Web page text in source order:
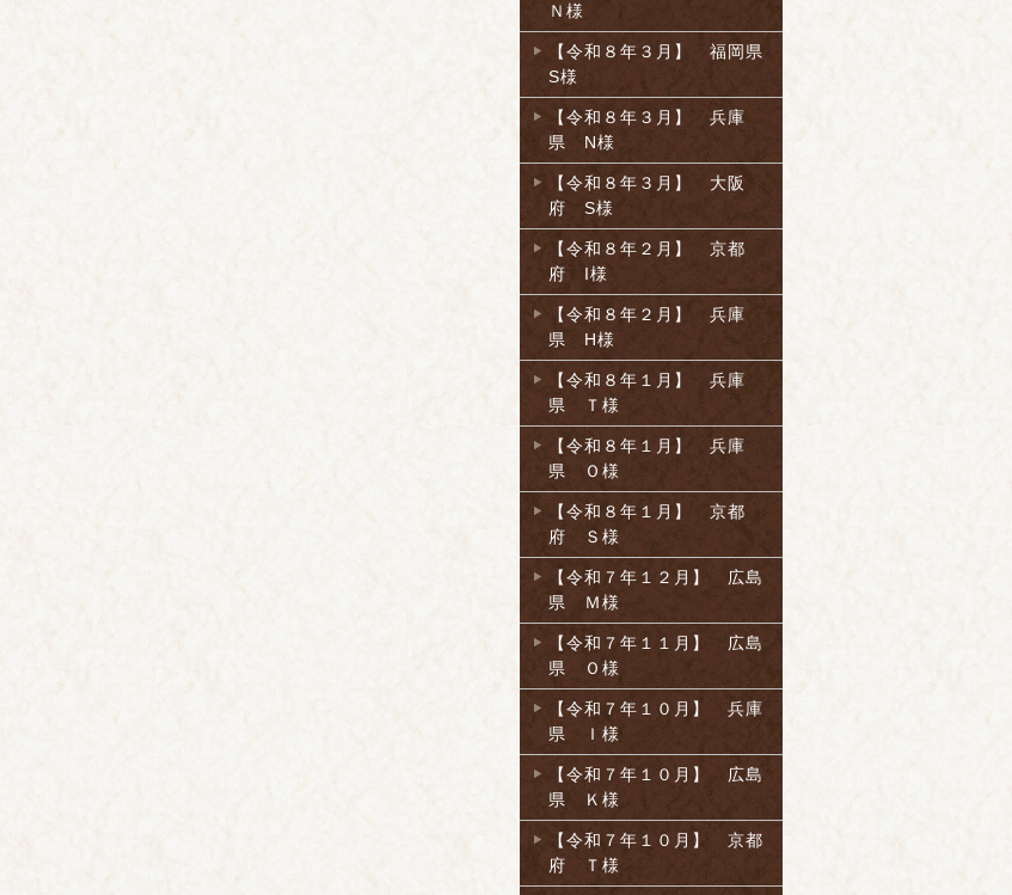
Ｎ様
【令和８年３月】 福岡県
S様
【令和８年３月】 兵庫
県 N様
【令和８年３月】 大阪
府 S様
【令和８年２月】 京都
府 I様
【令和８年２月】 兵庫
県 H様
【令和８年１月】 兵庫
県 Ｔ様
【令和８年１月】 兵庫
県 Ｏ様
【令和８年１月】 京都
府 Ｓ様
【令和７年１２月】 広島
県 Ｍ様
【令和７年１１月】 広島
県 Ｏ様
【令和７年１０月】 兵庫
県 Ｉ様
【令和７年１０月】 広島
県 Ｋ様
【令和７年１０月】 京都
府 Ｔ様